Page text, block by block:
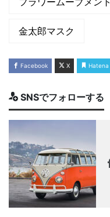
金太郎マスク
Facebook X Hatena
SNSでフォローする